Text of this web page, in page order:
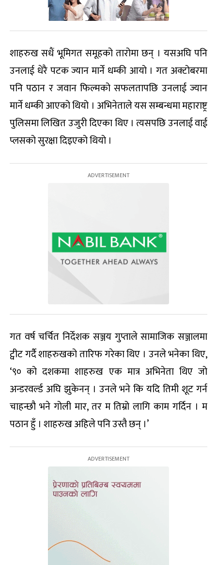
शाहरुख सधैं भूमिगत समूहको तारोमा छन् । यसअघि पनि
उनलाई धेरै पटक ज्यान मार्ने धम्की आयो । गत अक्टोबरमा
पनि पठान र जवान फिल्मको सफलतापछि उनलाई ज्यान
मार्ने धम्की आएको थियो । अभिनेताले यस सम्बन्धमा महाराष्ट्र
पुलिसमा लिखित उजुरी दिएका थिए । त्यसपछि उनलाई वाई
प्लसको सुरक्षा दिइएको थियो ।
गत वर्ष चर्चित निर्देशक सञ्जय गुप्ताले सामाजिक सञ्जालमा
ट्वीट गर्दै शाहरुखको तारिफ गरेका थिए । उनले भनेका थिए,
‘९० को दशकमा शाहरुख एक मात्र अभिनेता थिए जो
अन्डरवर्ल्ड अघि झुकेनन् । उनले भने कि यदि तिमी शूट गर्न
चाहन्छौ भने गोली मार, तर म तिम्रो लागि काम गर्दिन । म
पठान हुँ । शाहरुख अहिले पनि उस्तै छन् ।’